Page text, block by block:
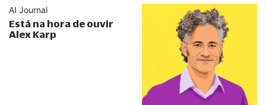
AI Journal
Está na hora de ouvir
Alex Karp